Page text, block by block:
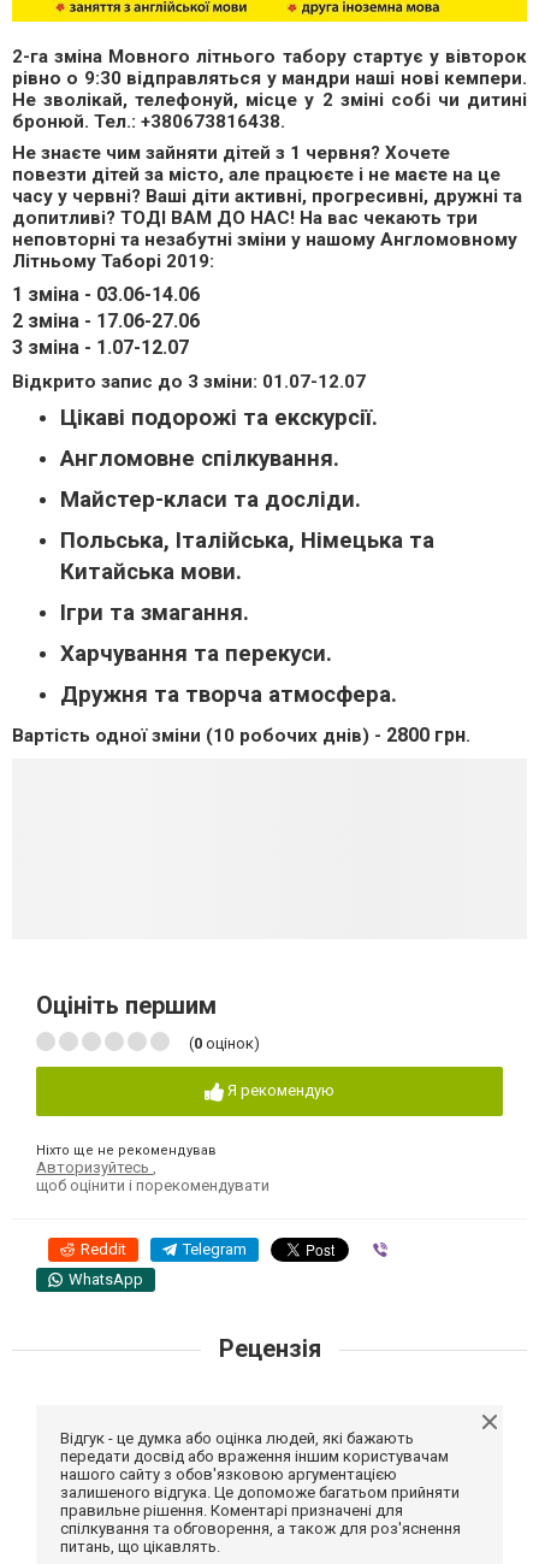
2-га зміна Мовного літнього табору стартує у вівторок
рівно о 9:30 відправляться у мандри наші нові кемпери.
Не зволікай, телефонуй, місце у 2 зміні собі чи дитині
бронюй. Тел.: +380673816438.
Не знаєте чим зайняти дітей з 1 червня? Хочете
повезти дітей за місто, але працюєте і не маєте на це
часу у червні? Ваші діти активні, прогресивні, дружні та
допитливі? ТОДІ ВАМ ДО НАС! На вас чекають три
неповторні та незабутні зміни у нашому Англомовному
Літньому Таборі 2019:
1 зміна - 03.06-14.06
2 зміна - 17.06-27.06
3 зміна - 1.07-12.07
Відкрито запис до 3 зміни: 01.07-12.07
Цікаві подорожі та екскурсії.
Англомовне спілкування.
Майстер-класи та досліди.
Польська, Італійська, Німецька та
Китайська мови.
Ігри та змагання.
Харчування та перекуси.
Дружня та творча атмосфера.
Вартість одної зміни (10 робочих днів) - 2800 грн.
Оцініть першим
(0 оцінок)
Я рекомендую
Ніхто ще не рекомендував
Авторизуйтесь
щоб оцінити і порекомендувати
Reddit Telegram
WhatsApp
Рецензія
Відгук - це думка або оцінка людей, які бажають
передати досвід або враження іншим користувачам
нашого сайту з обов'язковою аргументацією
залишеного відгука. Це допоможе багатьом прийняти
правильне рішення. Коментарі призначені для
спілкування та обговорення, а також для роз'яснення
питань, що цікавлять.